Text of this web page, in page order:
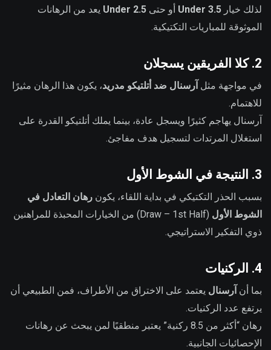
لذلك خيار Under 3.5 أو حتى Under 2.5 يعد من الرهانات
الموثوقة للمباريات التكتيكية.
2. كلا الفريقين يسجلان
في مواجهة مثل آرسنال ضد أتلتيكو مدريد، يكون هذا الرهان مثيرًا
للاهتمام.
آرسنال يهاجم كثيرًا ويسجل عادة، بينما يملك أتلتيكو القدرة على
استغلال المرتدات لتسجيل هدف مفاجئ.
3. النتيجة في الشوط الأول
بسبب الحذر التكتيكي في بداية اللقاء، يكون رهان التعادل في
الشوط الأول
(Draw – 1st Half) من الخيارات المحبذة للمراهنين
ذوي التفكير الاستراتيجي.
4. الركنيات
بما أن آرسنال يعتمد على الاختراق من الأطراف، فمن الطبيعي أن
يرتفع عدد الركنيات.
رهان “أكثر من 8.5 ركنية” يعتبر منطقيًا لمن يبحث عن رهانات
الإحصائيات الجانبية.